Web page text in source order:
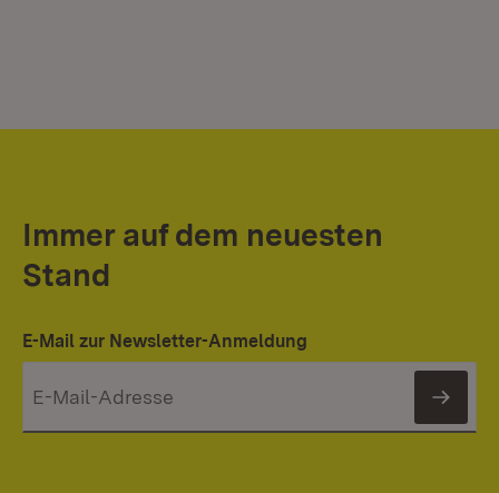
Immer auf dem neuesten
Stand
E-Mail zur Newsletter-Anmeldung